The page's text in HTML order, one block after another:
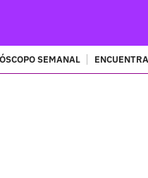
SEMANAL